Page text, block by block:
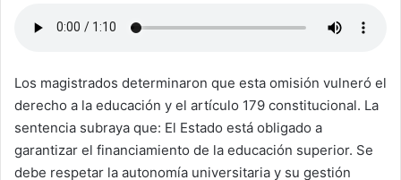
Los magistrados determinaron que esta omisión vulneró el
derecho a la educación y el artículo 179 constitucional. La
sentencia subraya que: El Estado está obligado a
garantizar el financiamiento de la educación superior. Se
debe respetar la autonomía universitaria y su gestión